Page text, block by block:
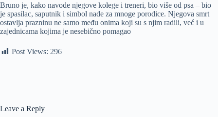
Bruno je, kako navode njegove kolege i treneri, bio više od psa – bio
je spasilac, saputnik i simbol nade za mnoge porodice. Njegova smrt
ostavlja prazninu ne samo među onima koji su s njim radili, već i u
zajednicama kojima je nesebično pomagao
Post Views: 296
Leave a Reply